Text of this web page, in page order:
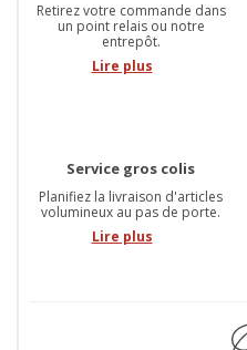
Retirez votre commande dans
un point relais ou notre
entrepôt.
Lire plus
Service gros colis
Planifiez la livraison d'articles
volumineux au pas de porte.
Lire plus